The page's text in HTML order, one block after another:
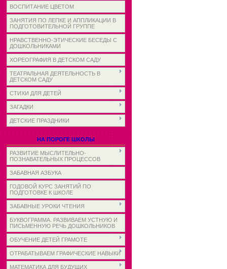
ВОСПИТАНИЕ ЦВЕТОМ
ЗАНЯТИЯ ПО ЛЕПКЕ И АППЛИКАЦИИ В
ПОДГОТОВИТЕЛЬНОЙ ГРУППЕ
НРАВСТВЕННО-ЭТИЧЕСКИЕ БЕСЕДЫ С
ДОШКОЛЬНИКАМИ
ХОРЕОГРАФИЯ В ДЕТСКОМ САДУ
ТЕАТРАЛЬНАЯ ДЕЯТЕЛЬНОСТЬ В
ДЕТСКОМ САДУ
СТИХИ ДЛЯ ДЕТЕЙ
ЗАГАДКИ
ДЕТСКИЕ ПРАЗДНИКИ
НА ПОРОГЕ ШКОЛЫ
РАЗВИТИЕ МЫСЛИТЕЛЬНО-
ПОЗНАВАТЕЛЬНЫХ ПРОЦЕССОВ
ЗАБАВНАЯ АЗБУКА
ГОДОВОЙ КУРС ЗАНЯТИЙ ПО
ПОДГОТОВКЕ К ШКОЛЕ
ЗАБАВНЫЕ УРОКИ ЧТЕНИЯ
БУКВОГРАММА. РАЗВИВАЕМ УСТНУЮ И
ПИСЬМЕННУЮ РЕЧЬ ДОШКОЛЬНИКОВ
ОБУЧЕНИЕ ДЕТЕЙ ГРАМОТЕ
ОТРАБАТЫВАЕМ ГРАФИЧЕСКИЕ НАВЫКИ
МАТЕМАТИКА ДЛЯ БУДУЩИХ